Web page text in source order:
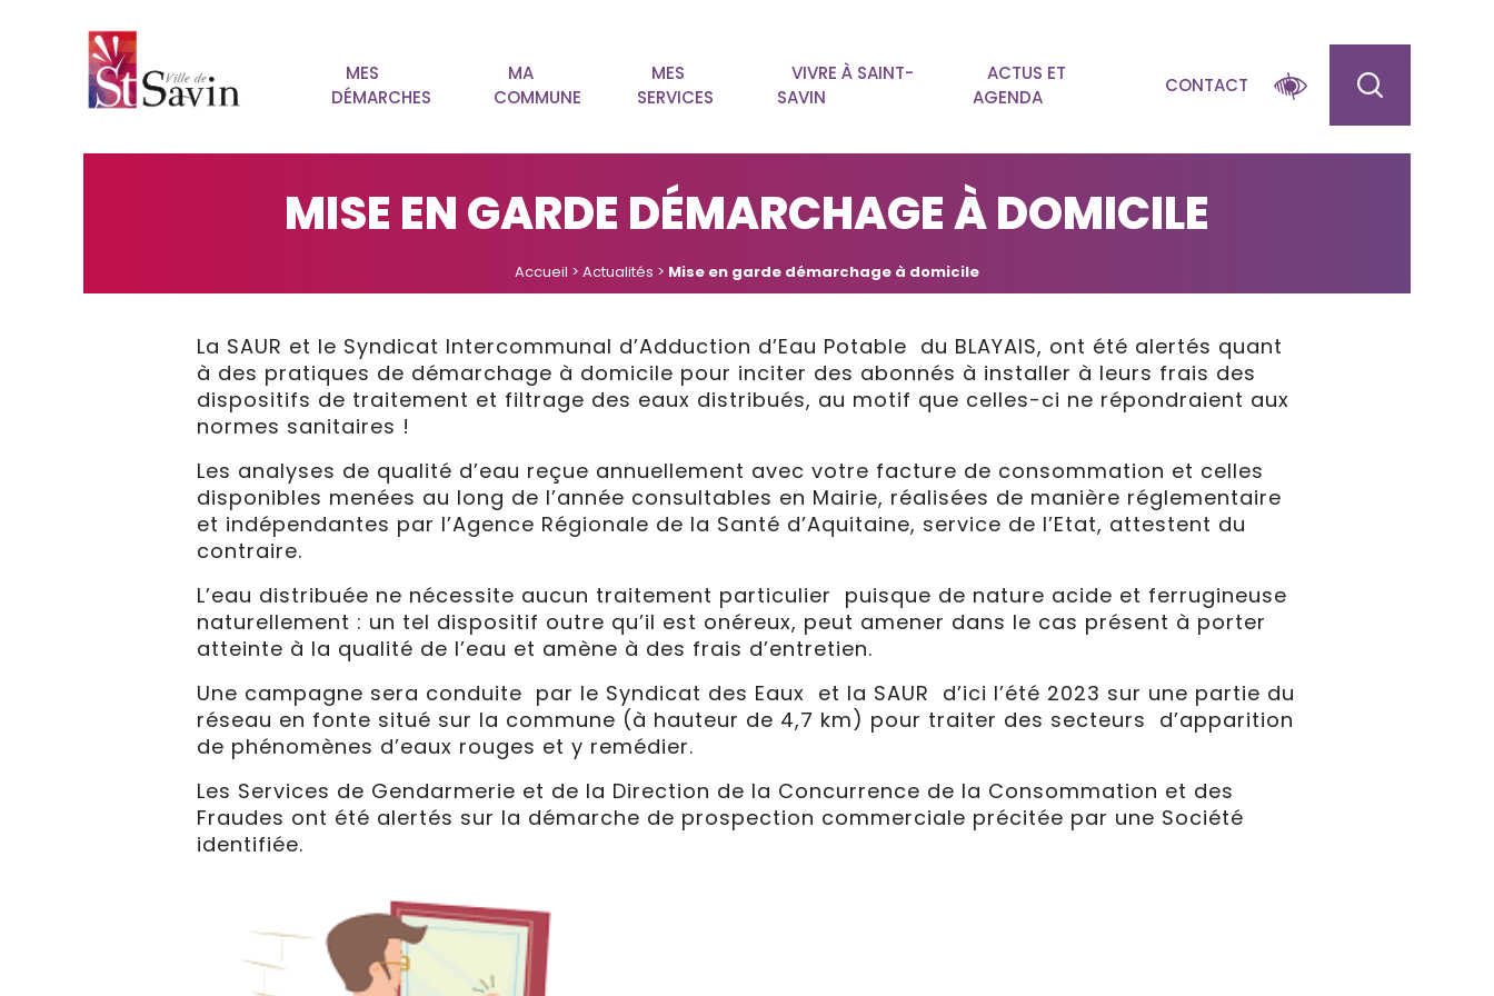
MES
DÉMARCHES
MA
COMMUNE
MES
SERVICES
VIVRE À SAINT-
SAVIN
ACTUS ET
AGENDA
CONTACT
MISE EN GARDE DÉMARCHAGE À DOMICILE
Accueil > Actualités > Mise en garde démarchage à domicile
La SAUR et le Syndicat Intercommunal d’Adduction d’Eau Potable du BLAYAIS, ont été alertés quant
à des pratiques de démarchage à domicile pour inciter des abonnés à installer à leurs frais des
dispositifs de traitement et filtrage des eaux distribués, au motif que celles-ci ne répondraient aux
normes sanitaires !
Les analyses de qualité d’eau reçue annuellement avec votre facture de consommation et celles
disponibles menées au long de l’année consultables en Mairie, réalisées de manière réglementaire
et indépendantes par l’Agence Régionale de la Santé d’Aquitaine, service de l’Etat, attestent du
contraire.
L’eau distribuée ne nécessite aucun traitement particulier puisque de nature acide et ferrugineuse
naturellement : un tel dispositif outre qu’il est onéreux, peut amener dans le cas présent à porter
atteinte à la qualité de l’eau et amène à des frais d’entretien.
Une campagne sera conduite par le Syndicat des Eaux et la SAUR d’ici l’été 2023 sur une partie du
réseau en fonte situé sur la commune (à hauteur de 4,7 km) pour traiter des secteurs d’apparition
de phénomènes d’eaux rouges et y remédier.
Les Services de Gendarmerie et de la Direction de la Concurrence de la Consommation et des
Fraudes ont été alertés sur la démarche de prospection commerciale précitée par une Société
identifiée.